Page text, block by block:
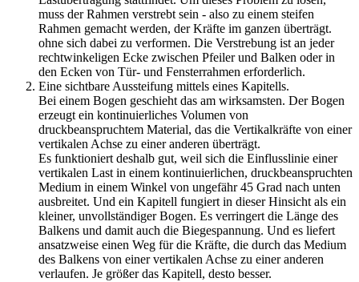
muss der Rahmen verstrebt sein - also zu einem steifen
Rahmen gemacht werden, der Kräfte im ganzen überträgt.
ohne sich dabei zu verformen. Die Verstrebung ist an jeder
rechtwinkeligen Ecke zwischen Pfeiler und Balken oder in
den Ecken von Tür- und Fensterrahmen erforderlich.
Eine sichtbare Aussteifung mittels eines Kapitells.
Bei einem Bogen geschieht das am wirksamsten. Der Bogen
erzeugt ein kontinuierliches Volumen von
druckbeanspruchtem Material, das die Vertikalkräfte von einer
vertikalen Achse zu einer anderen überträgt.
Es funktioniert deshalb gut, weil sich die Einflusslinie einer
vertikalen Last in einem kontinuierlichen, druckbeanspruchten
Medium in einem Winkel von ungefähr 45 Grad nach unten
ausbreitet. Und ein Kapitell fungiert in dieser Hinsicht als ein
kleiner, unvollständiger Bogen. Es verringert die Länge des
Balkens und damit auch die Biegespannung. Und es liefert
ansatzweise einen Weg für die Kräfte, die durch das Medium
des Balkens von einer vertikalen Achse zu einer anderen
verlaufen. Je größer das Kapitell, desto besser.